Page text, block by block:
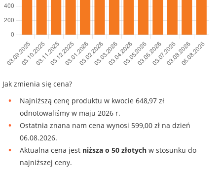
Jak zmienia się cena?
Najniższą cenę produktu w kwocie 648,97 zł
odnotowaliśmy w maju 2026 r.
Ostatnia znana nam cena wynosi 599,00 zł na dzień
06.08.2026.
Aktualna cena jest niższa o 50 złotych w stosunku do
najniższej ceny.